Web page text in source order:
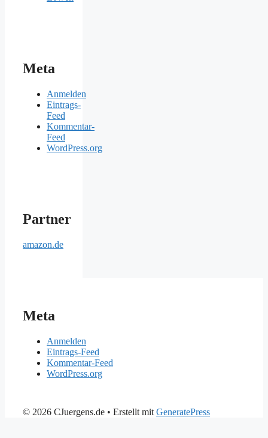
Meta
Anmelden
Eintrags-
Feed
Kommentar-
Feed
WordPress.org
Partner
amazon.de
Meta
Anmelden
Eintrags-Feed
Kommentar-Feed
WordPress.org
© 2026 CJuergens.de • Erstellt mit GeneratePress